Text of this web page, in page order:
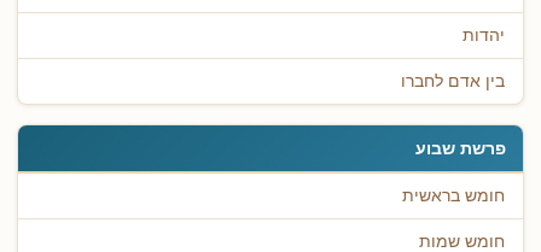
יהדות
בין אדם לחברו
פרשת שבוע
חומש בראשית
חומש שמות